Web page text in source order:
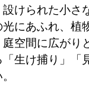
けられた小さ
にあふれ、植
空間に広がり
生け捕り」「